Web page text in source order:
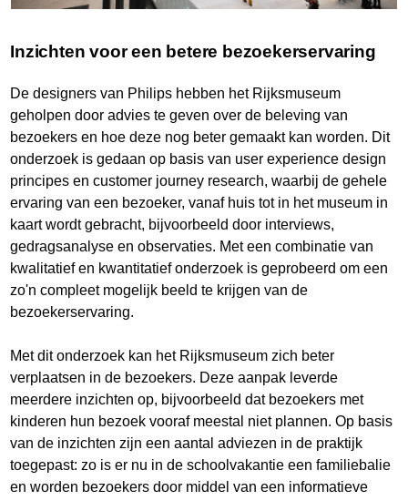
Inzichten voor een betere bezoekerservaring
De designers van Philips hebben het Rijksmuseum
geholpen door advies te geven over de beleving van
bezoekers en hoe deze nog beter gemaakt kan worden. Dit
onderzoek is gedaan op basis van user experience design
principes en customer journey research, waarbij de gehele
ervaring van een bezoeker, vanaf huis tot in het museum in
kaart wordt gebracht, bijvoorbeeld door interviews,
gedragsanalyse en observaties. Met een combinatie van
kwalitatief en kwantitatief onderzoek is geprobeerd om een
zo'n compleet mogelijk beeld te krijgen van de
bezoekerservaring.
Met dit onderzoek kan het Rijksmuseum zich beter
verplaatsen in de bezoekers. Deze aanpak leverde
meerdere inzichten op, bijvoorbeeld dat bezoekers met
kinderen hun bezoek vooraf meestal niet plannen. Op basis
van de inzichten zijn een aantal adviezen in de praktijk
toegepast: zo is er nu in de schoolvakantie een familiebalie
en worden bezoekers door middel van een informatieve